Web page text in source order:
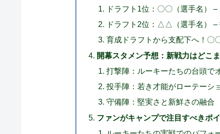
ドラフト1位：〇〇（選手名）
ドラフト2位：△△（選手名） –
育成ドラフトから支配下へ！〇
開幕スタメン予想：新戦力はどこ
打撃陣：ルーキーたちの台頭で
投手陣：若き才能がローテーシ
守備陣：堅実さと新鮮さの融合
ファンがキャンプで注目すべきポ